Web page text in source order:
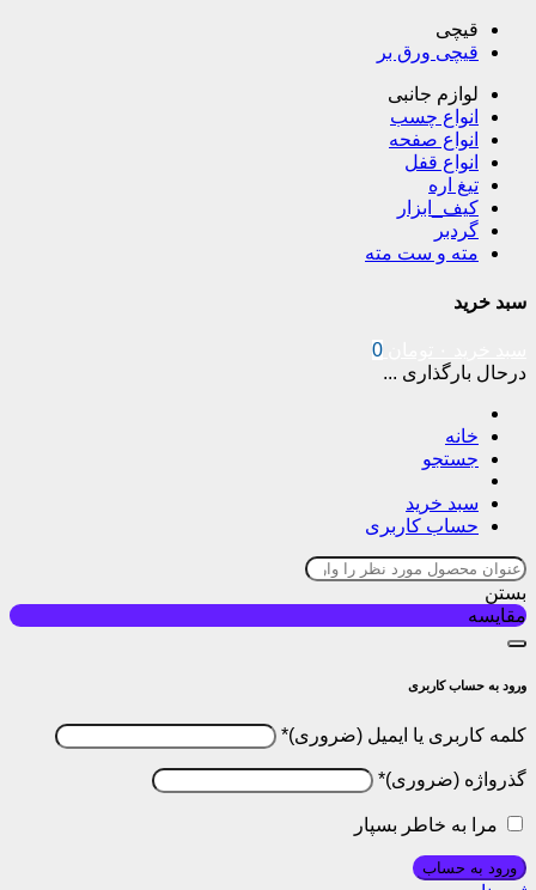
قیچی
قیچی ورق بر
لوازم جانبی
انواع چسب
انواع صفحه
انواع قفل
تیغ اره
کیف_ابزار
گردبر
مته و ست مته
سبد خرید
0
درحال بارگذاری ...
خانه
جستجو
سبد خرید
حساب کاربری
بستن
مقایسه
ورود به حساب کاربری
کلمه کاربری یا ایمیل *
گذرواژه *
مرا به خاطر بسپار
ورود به حساب